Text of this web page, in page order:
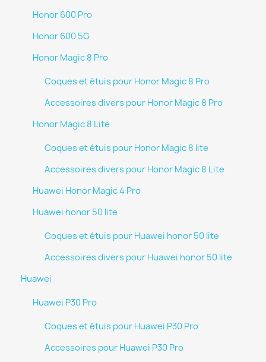
Honor 600 Pro
Honor 600 5G
Honor Magic 8 Pro
Coques et étuis pour Honor Magic 8 Pro
Accessoires divers pour Honor Magic 8 Pro
Honor Magic 8 Lite
Coques et étuis pour Honor Magic 8 lite
Accessoires divers pour Honor Magic 8 Lite
Huawei Honor Magic 4 Pro
Huawei honor 50 lite
Coques et étuis pour Huawei honor 50 lite
Accessoires divers pour Huawei honor 50 lite
Huawei
Huawei P30 Pro
Coques et étuis pour Huawei P30 Pro
Accessoires pour Huawei P30 Pro